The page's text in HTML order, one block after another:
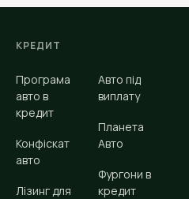
КРЕДИТ
Програма
авто в
кредит
Конфіскат
авто
Лізинг для
Авто під
виплату
Планета
Авто
Фургони в
кредит